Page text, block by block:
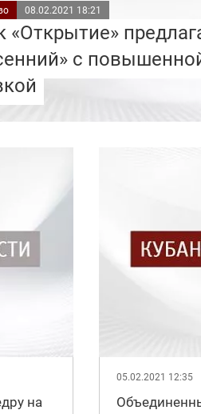
08.02.2021 18:21
«Открытие»
с
на
05.02.2021 12:35